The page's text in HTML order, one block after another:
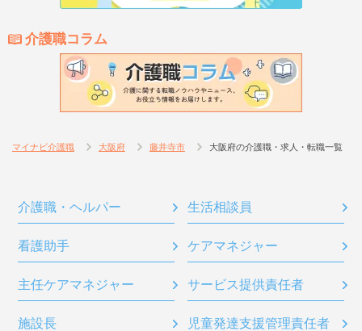
介護職コラム
マイナビ介護職 大阪府 藤井寺市 大阪府の介護職・求人・転職一覧
介護職・ヘルパー 生活相談員
看護助手 ケアマネジャー
主任ケアマネジャー サービス提供責任者
施設長 児童発達支援管理責任者